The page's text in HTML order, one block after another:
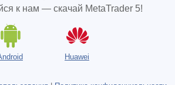
к нам — скачай MetaTrader 5!
Huawei